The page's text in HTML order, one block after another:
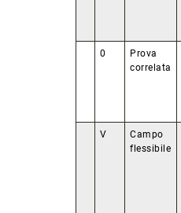
0
Prova
correlata
V
Campo
flessibile